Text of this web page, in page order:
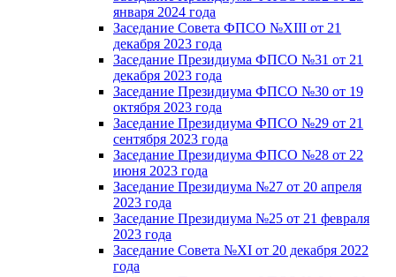
января 2024 года
Заседание Совета ФПСО №XIII от 21
декабря 2023 года
Заседание Президиума ФПСО №31 от 21
декабря 2023 года
Заседание Президиума ФПСО №30 от 19
октября 2023 года
Заседание Президиума ФПСО №29 от 21
сентября 2023 года
Заседание Президиума ФПСО №28 от 22
июня 2023 года
Заседание Президиума №27 от 20 апреля
2023 года
Заседание Президиума №25 от 21 февраля
2023 года
Заседание Совета №XI от 20 декабря 2022
года